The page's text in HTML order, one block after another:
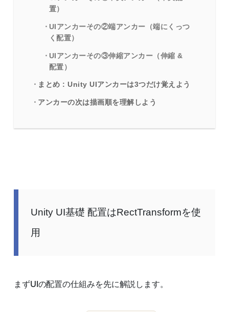
置）
UIアンカーその②端アンカー（端にくっつ
く配置）
UIアンカーその③伸縮アンカー（伸縮 &
配置）
まとめ : Unity UIアンカーは3つだけ覚えよう
アンカーの次は描画順を理解しよう
Unity UI基礎 配置はRectTransformを使
用
まずUIの配置の仕組みを先に解説します。